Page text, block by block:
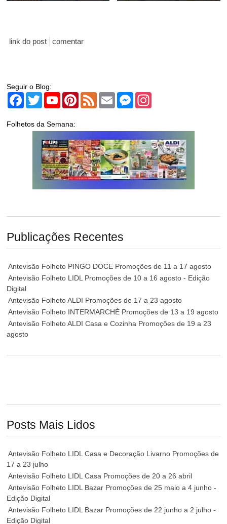
link do post comentar
Seguir o Blog:
Facebook
TwitterYouTubePinterest
Feed Email Messenger
Folhetos da Semana:
Publicações Recentes
Antevisão Folheto PINGO DOCE Promoções de 11 a 17 agosto
Antevisão Folheto LIDL Promoções de 10 a 16 agosto - Edição
Digital
Antevisão Folheto ALDI Promoções de 17 a 23 agosto
Antevisão Folheto INTERMARCHÉ Promoções de 13 a 19 agosto
Antevisão Folheto ALDI Casa e Cozinha Promoções de 19 a 23
agosto
Posts Mais Lidos
Antevisão Folheto LIDL Casa e Decoração Livarno Promoções de
17 a 23 julho
Antevisão Folheto LIDL Casa Promoções de 20 a 26 abril
Antevisão Folheto LIDL Bazar Promoções de 25 maio a 4 junho -
Edição Digital
Antevisão Folheto LIDL Bazar Promoções de 22 junho a 2 julho -
Edição Digital